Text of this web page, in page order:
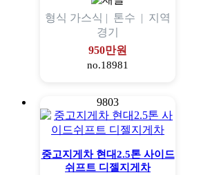
형식 가스식 | 톤수 | 지역
경기
950만원
no.18981
9803
중고지게차 현대2.5톤 사이드
쉬프트 디젤지게차